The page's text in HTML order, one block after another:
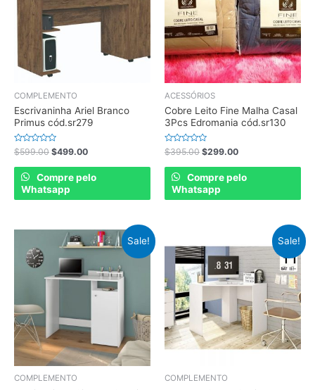
COMPLEMENTO
Escrivaninha Ariel Branco
Primus cód.sr279
Rated
0
out
$599.00 $499.00
Compre pelo
Whatsapp
ACESSÓRIOS
Cobre Leito Fine Malha Casal
3Pcs Edromania cód.sr130
Rated
0
out
$395.00 $299.00
Compre pelo
Whatsapp
Sale!
COMPLEMENTO
Sale!
COMPLEMENTO